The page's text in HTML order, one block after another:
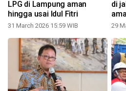
LPG di Lampung aman
hingga usai Idul Fitri
31 March 2026 15:59 WIB
di
29